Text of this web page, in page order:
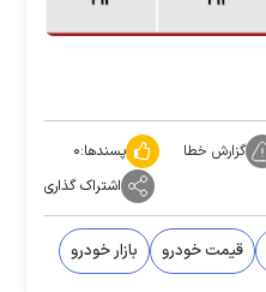
گزارش خطا پسندها:۰
اشتراک گذاری
قیمت خودرو بازار خودرو